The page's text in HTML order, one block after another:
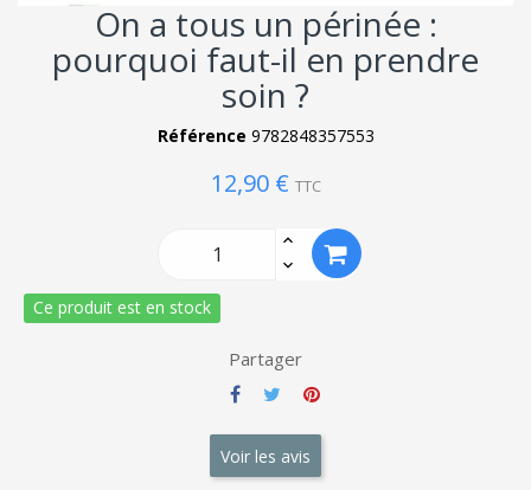
On a tous un périnée :
pourquoi faut-il en prendre
soin ?
Référence 9782848357553
12,90 € TTC
Ce produit est en stock
Partager
Voir les avis